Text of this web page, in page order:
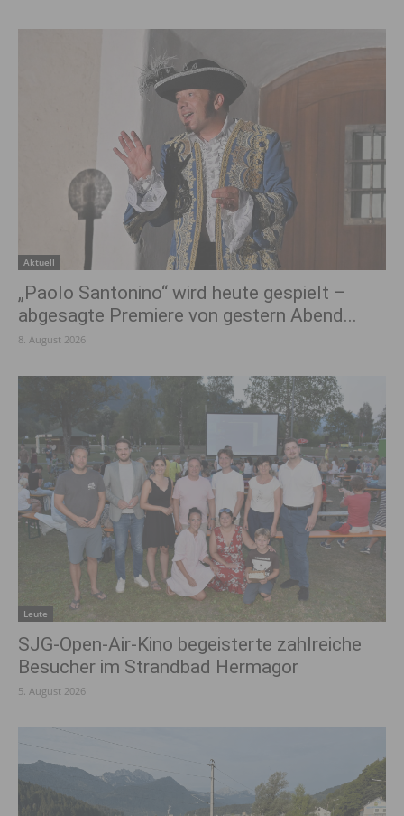
Aktuell
„Paolo Santonino“ wird heute gespielt –
abgesagte Premiere von gestern Abend...
8. August 2026
Leute
SJG-Open-Air-Kino begeisterte zahlreiche
Besucher im Strandbad Hermagor
5. August 2026